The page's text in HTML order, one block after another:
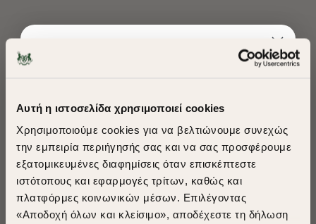
Αυτή η ιστοσελίδα χρησιμοποιεί cookies
Χρησιμοποιούμε cookies για να βελτιώνουμε συνεχώς
την εμπειρία περιήγησής σας και να σας προσφέρουμε
εξατομικευμένες διαφημίσεις όταν επισκέπτεστε
ιστότοπους και εφαρμογές τρίτων, καθώς και
πλατφόρμες κοινωνικών μέσων. Επιλέγοντας
«Αποδοχή όλων και κλείσιμο», αποδέχεστε τη δήλωση
ΠΡΟΤΕΙΝΟΥΜΕ ΓΙΑ ΕΣΑΣ
​
A Season of Style